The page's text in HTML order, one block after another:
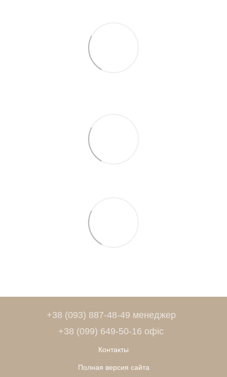
+38 (093) 887-48-49 менеджер
+38 (099) 649-50-16 офіс
Контакты
Полная версия сайта